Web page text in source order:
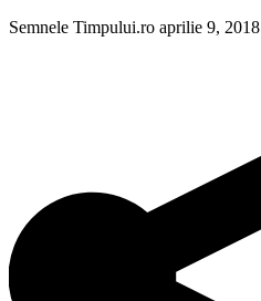
Semnele Timpului.ro aprilie 9, 2018